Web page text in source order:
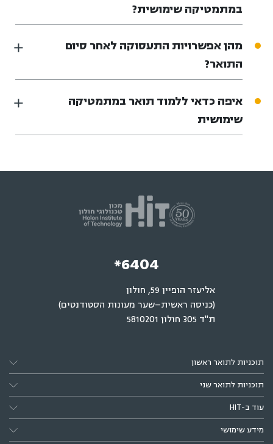
במתמטיקה שימושית?
מהן אפשרויות התעסוקה לאחר סיום
התואר?
איפה כדאי ללמוד תואר במתמטיקה
שימושית
*6404
אליעזר הופיין 59, חולון
(כניסה ראשית–שער מעונות הסטודנטים)
ת"ד 305 חולון 5810201
תוכניות לתואר ראשון
תוכניות לתואר שני
עוד ב-HIT
מידע שימושי